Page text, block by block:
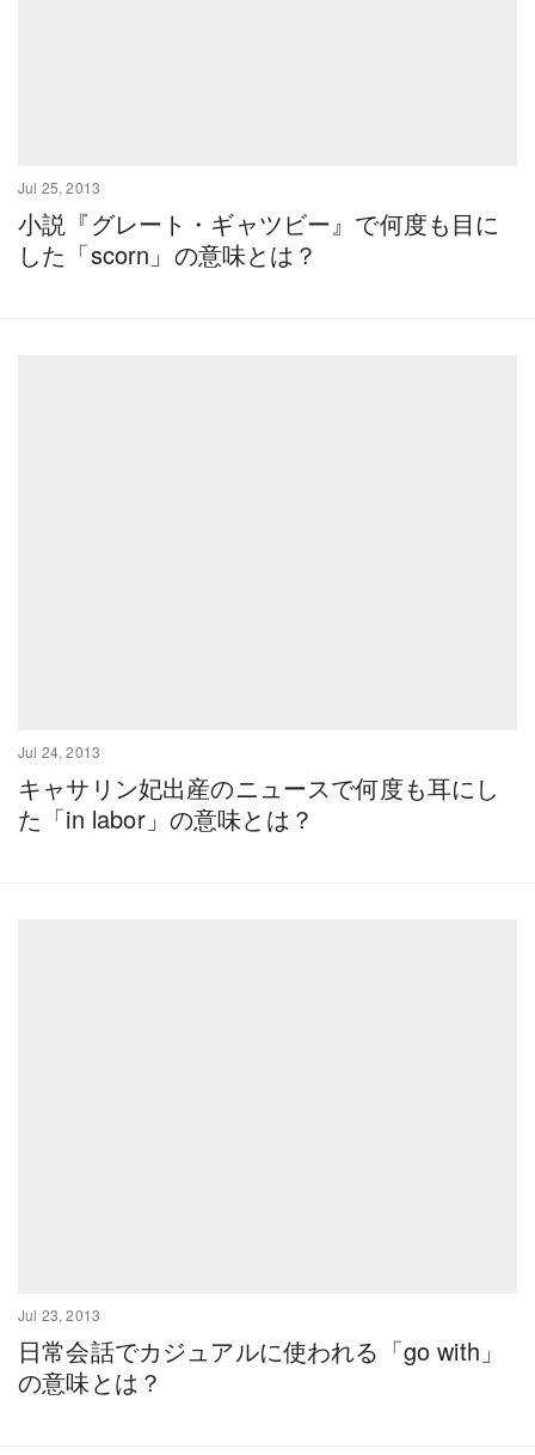
Jul 25, 2013
小説『グレート・ギャツビー』で何度も目に
した「scorn」の意味とは？
Jul 24, 2013
キャサリン妃出産のニュースで何度も耳にし
た「in labor」の意味とは？
Jul 23, 2013
日常会話でカジュアルに使われる「go with」
の意味とは？